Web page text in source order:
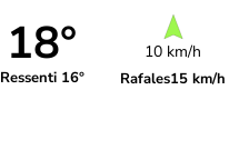
18°
Ressenti 16°
10 km/h
Rafales15 km/h